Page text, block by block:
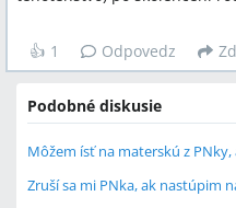
👍 1 Odpovedz
Podobné diskusie
Môžem ísť na materskú z
Zruší sa mi PNka, ak nastúpim